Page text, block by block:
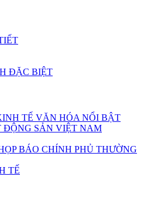
ĐẶC BIỆT
TẾ VĂN HÓA NỔI BẬT
SẢN VIỆT NAM
BÁO CHÍNH PHỦ THƯỜNG
TẾ